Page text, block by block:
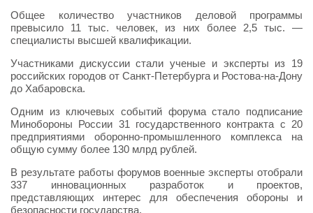
Общее количество участников деловой программы
превысило 11 тыс. человек, из них более 2,5 тыс. —
специалисты высшей квалификации.
Участниками дискуссии стали ученые и эксперты из 19
российских городов от Санкт-Петербурга и Ростова-на-Дону
до Хабаровска.
Одним из ключевых событий форума стало подписание
Минобороны России 31 государственного контракта с 20
предприятиями оборонно-промышленного комплекса на
общую сумму более 130 млрд рублей.
В результате работы форумов военные эксперты отобрали
337 инновационных разработок и проектов,
представляющих интерес для обеспечения обороны и
безопасности государства.